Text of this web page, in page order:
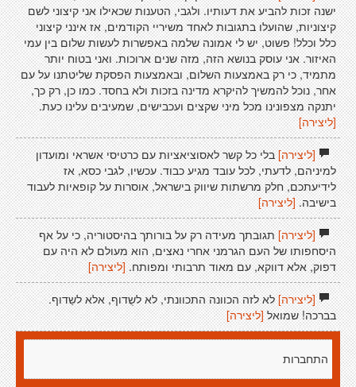
ישנה זכות להביע את דעותיו. ולגבי, הטענות שכאילו אני קיצוני לשם
קיצוניות, שהועלו בתגובות לאחד משיריי הקודמים, אז אינני קיצוני
כלל וכלל! פשוט, יש לי אמונה שלמה באפשרות לעשות שלום בין עמי
האיזור. אני עוסק בנושא הזה, מזה שנים ארוכות. ואני בטוח יותר
מתמיד, כי רק באמצעות השלום, ובאמצעות הפסקת שליטתנו על עם
אחר, נוכל להמשיך להיקרא מדינה בזכות ולא בחסד. כמו כן, רק כך,
יתנקה מצפונינו מכל מיני שקצים ועכבישים, שמעיבים עלינו כעת.
[ליצירה]
[ליצירה]בלי כל קשר לאסוציאציות עם כרטיסי אשראי ומועדון
למיניהם, לדעתי, לכל עובד מגיע כבוד. עכשיו, לגבי כסא, אז
לידיעתכם, חלק מרשתות שיווק בישראל, אוסרות על קופאיות לעבוד
בישיבה. [ליצירה]
[ליצירה]תגובתך מעידה רק על בורותך בהיסטוריה, כי על אף
היסחפותו של העם הגרמני אחרי נאצים, הוא מעולם לא היה עם
דפוק, אלא דווקא, עם מאוד תרבותי ומפותח. [ליצירה]
[ליצירה]לא לזה הכוונה התכוונתי, לא לשֻדוף, אלא לשַדוף.
בברכה! שמואל [ליצירה]
התחברות